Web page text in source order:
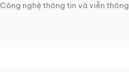
Công nghệ thông tin và viễn thông